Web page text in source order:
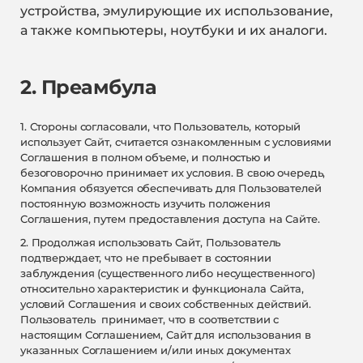
устройства, эмулирующие их использование,
а также компьютеры, ноутбуки и их аналоги.
2. Преамбула
1. Стороны согласовали, что Пользователь, который
использует Сайт, считается ознакомленным с условиями
Соглашения в полном объеме, и полностью и
безоговорочно принимает их условия. В свою очередь,
Компания обязуется обеспечивать для Пользователей
постоянную возможность изучить положения
Соглашения, путем предоставления доступа на Сайте.
2. Продолжая использовать Сайт, Пользователь
подтверждает, что не пребывает в состоянии
заблуждения (существенного либо несущественного)
относительно характеристик и функционала Сайта,
условий Соглашения и своих собственных действий.
Пользователь принимает, что в соответствии с
настоящим Соглашением, Сайт для использования в
указанных Соглашением и/или иных документах